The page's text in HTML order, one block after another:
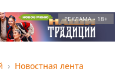
РЕКЛАМА • 18+
Новостная лента